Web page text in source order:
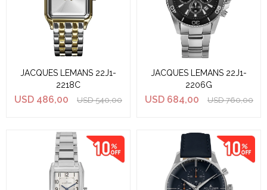
JACQUES LEMANS 22J1-
2218C
USD 486,00 USD 540,00
JACQUES LEMANS 22J1-
2206G
USD 684,00 USD 760,00